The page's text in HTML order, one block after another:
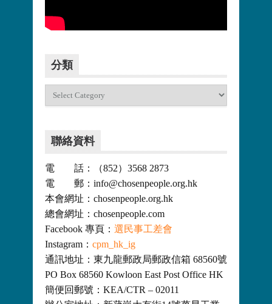
分類
分
聯絡資料
電 話：（852）3568 2873
電 郵：info@chosenpeople.org.hk
本會網址：chosenpeople.org.hk
總會網址：chosenpeople.com
Facebook 專頁： 選民事工差會
Instagram： cpm_hk_ig
通訊地址：東九龍郵政局郵政信箱 68560號
PO Box 68560 Kowloon East Post Office HK
簡便回郵號：KEA/CTR – 02011